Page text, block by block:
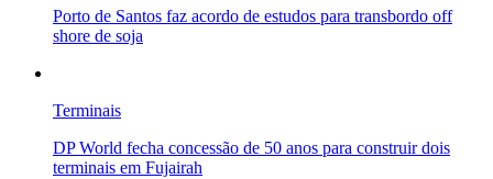
Porto de Santos faz acordo de estudos para transbordo off
shore de soja
Terminais
DP World fecha concessão de 50 anos para construir dois
terminais em Fujairah